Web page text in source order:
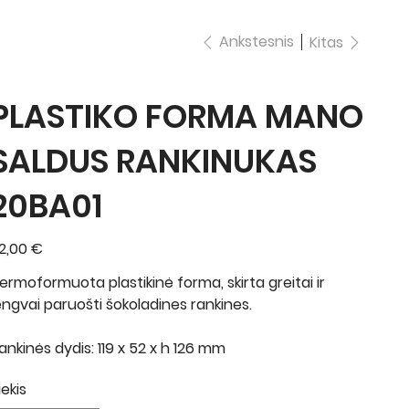
Ankstesnis Kitas
FORMA MANO
RANKINUKAS
€
plastikinė forma, skirta greitai ir
paruošti šokoladines rankines.
dydis: 119 x 52 x h 126 mm